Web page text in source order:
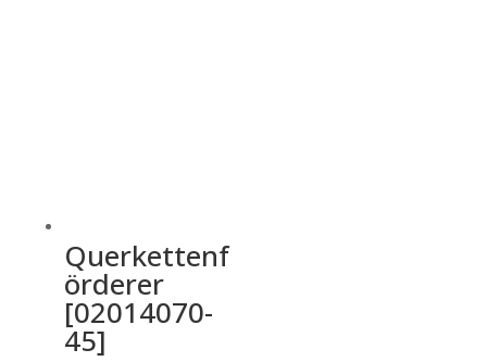
Querkettenf
örderer
[02014070-
45]